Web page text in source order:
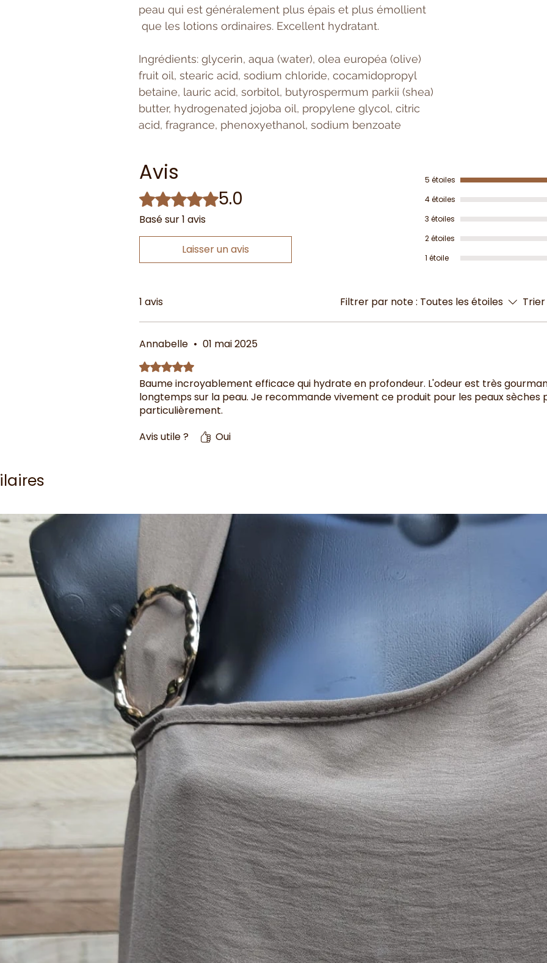
peau qui est généralement plus épais et plus émollient
que les lotions ordinaires. Excellent hydratant.
Ingrédients: glycerin, aqua (water), olea européa (olive)
fruit oil, stearic acid, sodium chloride, cocamidopropyl
betaine, lauric acid, sorbitol, butyrospermum parkii (shea)
butter, hydrogenated jojoba oil, propylene glycol, citric
acid, fragrance, phenoxyethanol, sodium benzoate
Avis
Noté 5 sur 5. 5.0
Basé sur 1 avis
Laisser un avis
5 étoiles
4 étoiles
3 étoiles
2 étoiles
1 étoile
1 avis Filtrer par note : Toutes les étoiles
Annabelle • 01 mai 2025
Noté 5 sur 5.
Baume incroyablement efficace qui hydrate en profondeur. L'odeur est très
longtemps sur la peau. Je recommande vivement ce produit pour les peaux sèches
particulièrement.
Avis utile ?
Oui